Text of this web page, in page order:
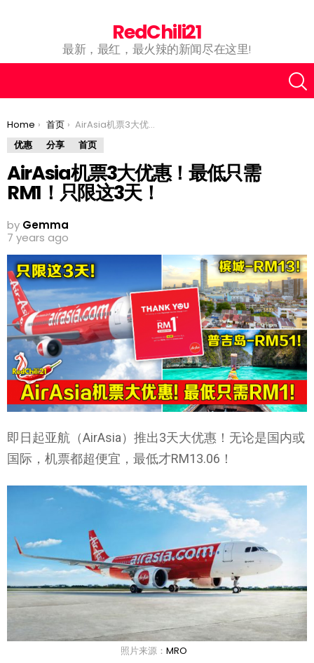
RedChili21
最新，最红，最火辣的新闻尽在这里!
You are here:
Home 首页
AirAsia机票3大优惠！最低只需RM1！只限这3天！
优惠
分享 首页
AirAsia机票3大优惠！最低只需
RM1！只限这3天！
by Gemma
7 years ago
即日起亚航（AirAsia）推出3天大优惠！无论是国内或
国际，机票都超便宜，最低才RM13.06！
照片来源： MRO